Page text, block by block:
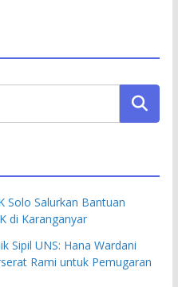
Solo Salurkan Bantuan
di Karanganyar
Sipil UNS: Hana Wardani
Rami untuk Pemugaran